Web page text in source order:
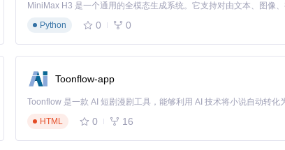
参数实现增量更新，显著提升大型数据集的处理效率。
core/metadata.py）：
Python
0 0
Toonflow-app
HTML
0 16